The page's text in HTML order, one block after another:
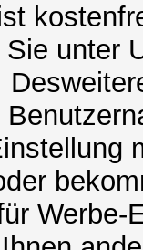
unter